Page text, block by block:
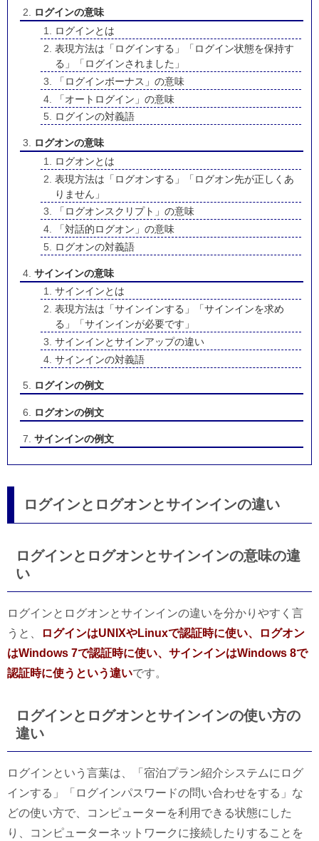
ログインの意味
ログインとは
表現方法は「ログインする」「ログイン状態を保持す
る」「ログインされました」
「ログインボーナス」の意味
「オートログイン」の意味
ログインの対義語
ログオンの意味
ログオンとは
表現方法は「ログオンする」「ログオン先が正しくあ
りません」
「ログオンスクリプト」の意味
「対話的ログオン」の意味
ログオンの対義語
サインインの意味
サインインとは
表現方法は「サインインする」「サインインを求め
る」「サインインが必要です」
サインインとサインアップの違い
サインインの対義語
ログインの例文
ログオンの例文
サインインの例文
ログインとログオンとサインインの違い
ログインとログオンとサインインの意味の違
い
ログインとログオンとサインインの違いを分かりやすく言
うと、
ログインはUNIXやLinuxで認証時に使い、ログオン
はWindows 7で認証時に使い、サインインはWindows 8で
認証時に使うという違いです。
ログインとログオンとサインインの使い方の
違い
ログインという言葉は、「宿泊プラン紹介システムにログ
インする」「ログインパスワードの問い合わせをする」な
どの使い方で、コンピューターを利用できる状態にした
り、コンピューターネットワークに接続したりすることを